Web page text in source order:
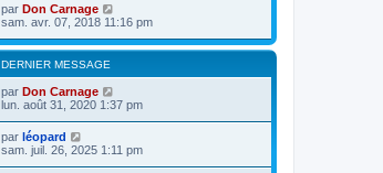
par Don Carnage
sam. avr. 07, 2018 11:16 pm
DERNIER MESSAGE
par Don Carnage
lun. août 31, 2020 1:37 pm
par léopard
sam. juil. 26, 2025 1:11 pm